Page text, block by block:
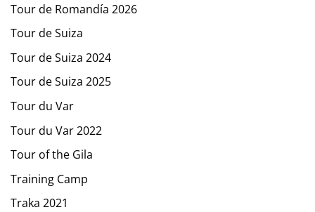
Tour de Romandía 2026
Tour de Suiza
Tour de Suiza 2024
Tour de Suiza 2025
Tour du Var
Tour du Var 2022
Tour of the Gila
Training Camp
Traka 2021